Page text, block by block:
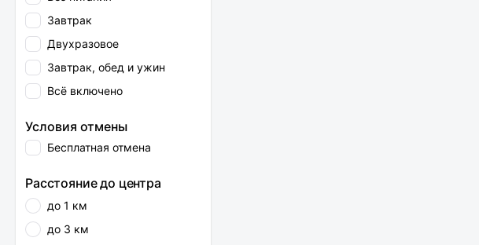
Завтрак
Двухразовое
Завтрак, обед и ужин
Всё включено
Условия отмены
Бесплатная отмена
Расстояние до центра
до 1 км
до 3 км